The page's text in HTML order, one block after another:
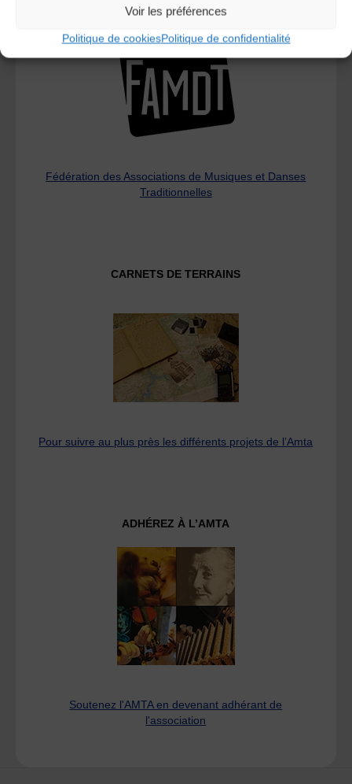
Voir les préférences
Politique de cookiesPolitique de confidentialité
Fédération des Associations de Musiques et Danses
Traditionnelles
CARNETS DE TERRAINS
Pour suivre au plus près les différents projets de l’Amta
ADHÉREZ À L’AMTA
Soutenez l'AMTA en devenant adhérant de
l'association